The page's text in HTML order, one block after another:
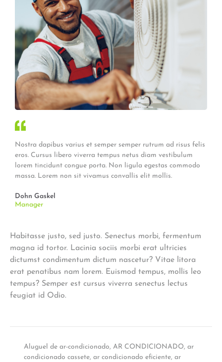
Nostra dapibus varius et semper semper rutrum ad risus felis
eros. Cursus libero viverra tempus netus diam vestibulum
lorem tincidunt congue porta. Non ligula egestas commodo
massa. Lorem non sit vivamus convallis elit mollis.
Dohn Gaskel
Manager
Habitasse justo, sed justo. Senectus morbi, fermentum
magna id tortor. Lacinia sociis morbi erat ultricies
dictumst condimentum dictum nascetur? Vitae litora
erat penatibus nam lorem. Euismod tempus, mollis leo
tempus? Semper est cursus viverra senectus lectus
feugiat id Odio.
Aluguel de ar-condicionado, AR CONDICIONADO, ar
condicionado cassete, ar condicionado eficiente, ar